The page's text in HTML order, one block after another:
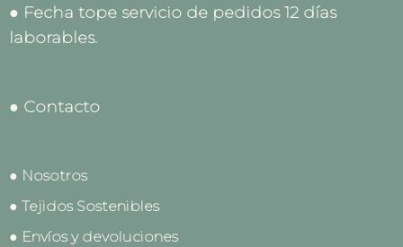
● Fecha tope servicio de pedidos 12 días
laborables.
● Contacto
● Nosotros
● Tejidos Sostenibles
● Envíos y devoluciones